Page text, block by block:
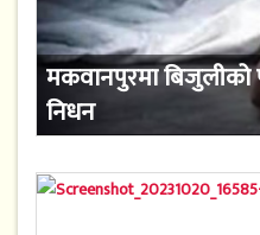
मकवानपुरमा
निधन